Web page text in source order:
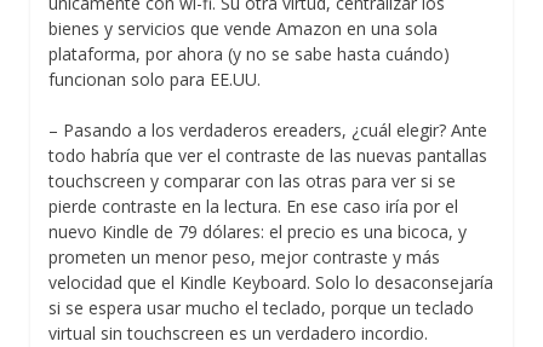
bienes y servicios que vende Amazon en una sola
plataforma, por ahora (y no se sabe hasta cuándo)
funcionan solo para EE.UU.
– Pasando a los verdaderos ereaders, ¿cuál elegir? Ante
todo habría que ver el contraste de las nuevas pantallas
touchscreen y comparar con las otras para ver si se
pierde contraste en la lectura. En ese caso iría por el
nuevo Kindle de 79 dólares: el precio es una bicoca, y
prometen un menor peso, mejor contraste y más
velocidad que el Kindle Keyboard. Solo lo desaconsejaría
si se espera usar mucho el teclado, porque un teclado
virtual sin touchscreen es un verdadero incordio.